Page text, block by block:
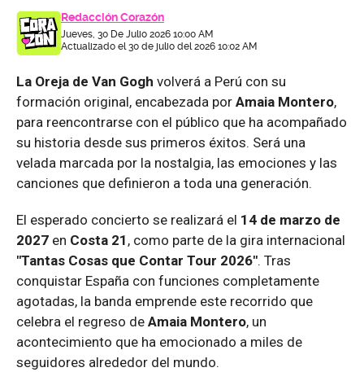
Redacción Corazón
Jueves, 30 De Julio 2026 10:00 AM
Actualizado el 30 de julio del 2026 10:02 AM
La Oreja de Van Gogh volverá a Perú con su
formación original, encabezada por Amaia Montero,
para reencontrarse con el público que ha acompañado
su historia desde sus primeros éxitos. Será una
velada marcada por la nostalgia, las emociones y las
canciones que definieron a toda una generación.
El esperado concierto se realizará el 14 de marzo de
2027 en Costa 21 , como parte de la gira internacional
"Tantas Cosas que Contar Tour 2026". Tras
conquistar España con funciones completamente
agotadas, la banda emprende este recorrido que
celebra el regreso de Amaia Montero, un
acontecimiento que ha emocionado a miles de
seguidores alrededor del mundo.